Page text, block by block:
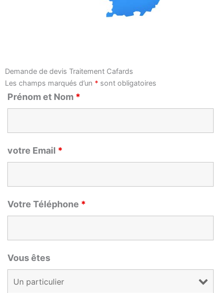
Demande de devis Traitement Cafards
Les champs marqués d’un * sont obligatoires
Prénom et Nom *
votre Email *
Votre Téléphone *
Vous êtes